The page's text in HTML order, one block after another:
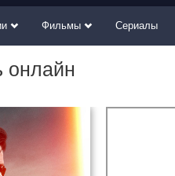
Фильмы Сериалы
онлайн